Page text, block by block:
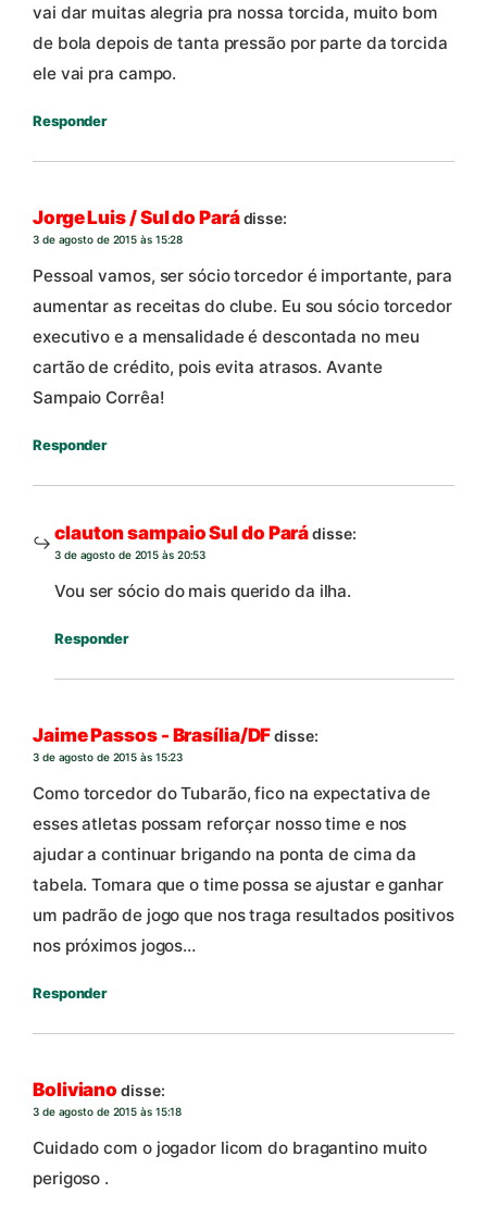
vai dar muitas alegria pra nossa torcida, muito bom
de bola depois de tanta pressão por parte da torcida
ele vai pra campo.
Responder
Jorge Luis / Sul do Parádisse:
3 de agosto de 2015 às 15:28
Pessoal vamos, ser sócio torcedor é importante, para
aumentar as receitas do clube. Eu sou sócio torcedor
executivo e a mensalidade é descontada no meu
cartão de crédito, pois evita atrasos. Avante
Sampaio Corrêa!
Responder
clauton sampaio Sul do Parádisse:
3 de agosto de 2015 às 20:53
Vou ser sócio do mais querido da ilha.
Responder
Jaime Passos - Brasília/DFdisse:
3 de agosto de 2015 às 15:23
Como torcedor do Tubarão, fico na expectativa de
esses atletas possam reforçar nosso time e nos
ajudar a continuar brigando na ponta de cima da
tabela. Tomara que o time possa se ajustar e ganhar
um padrão de jogo que nos traga resultados positivos
nos próximos jogos…
Responder
Boliviano disse:
3 de agosto de 2015 às 15:18
Cuidado com o jogador licom do bragantino muito
perigoso .